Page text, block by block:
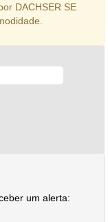
DACHSER SE
um alerta: